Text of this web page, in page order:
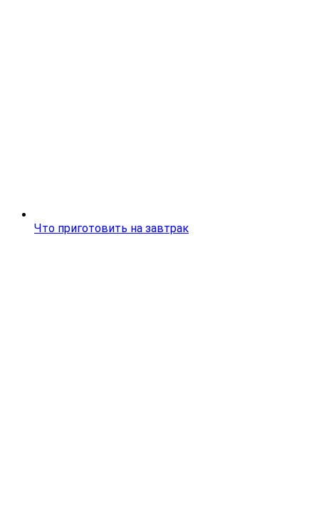
Что приготовить на завтрак